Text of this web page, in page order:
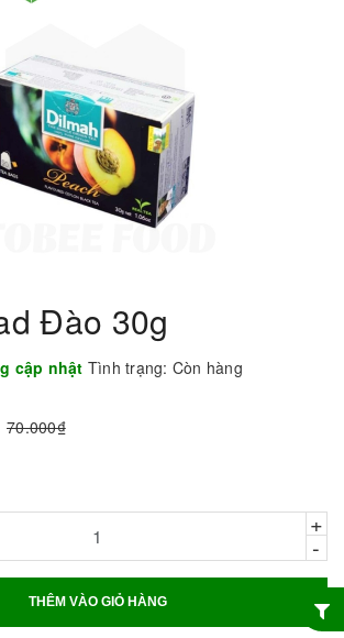
Đào 30g
cập nhật Tình trạng: Còn hàng
70.000₫
+
-
THÊM VÀO GIỎ HÀNG